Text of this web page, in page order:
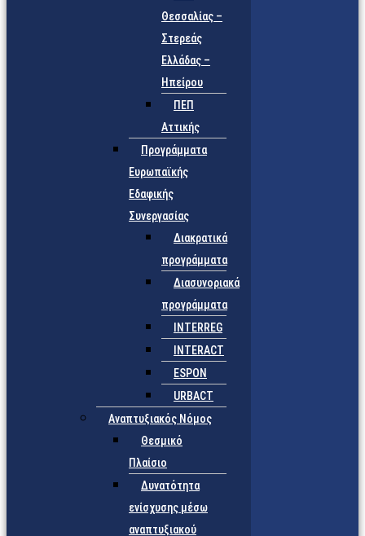
Θεσσαλίας –
Στερεάς
Ελλάδας –
Ηπείρου
ΠΕΠ
Αττικής
Προγράμματα
Ευρωπαϊκής
Εδαφικής
Συνεργασίας
Διακρατικά
προγράμματα
Διασυνοριακά
προγράμματα
INTERREG
INTERACT
ESPON
URBACT
Αναπτυξιακός Νόμος
Θεσμικό
Πλαίσιο
Δυνατότητα
ενίσχυσης μέσω
αναπτυξιακού